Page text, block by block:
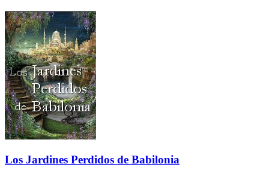
Los Jardines Perdidos de Babilonia